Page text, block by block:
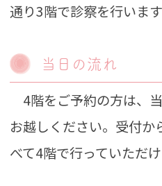
通り3階で診察を行います​
当日の流れ
4階をご予約の方は、
お越しください。​受付か
べて4階で行っていただけ